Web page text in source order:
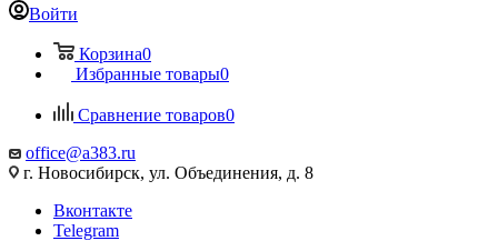
Войти
Корзина0
Избранные товары0
Сравнение товаров0
office@a383.ru
г. Новосибирск, ул. Объединения, д. 8
Вконтакте
Telegram